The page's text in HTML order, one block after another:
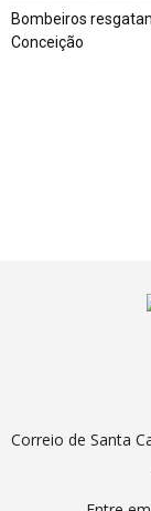
Bombeiros
Conceição
Correio de Santa